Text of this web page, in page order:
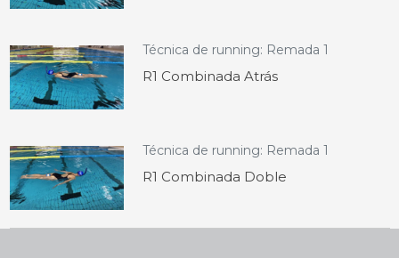
Técnica de running: Remada 1
R1 Combinada Atrás
Técnica de running: Remada 1
R1 Combinada Doble